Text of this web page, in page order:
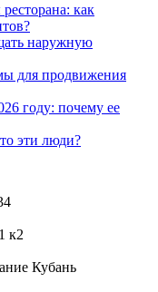
как
наружную
для продвижения
году: почему ее
эти люди?
к2
Кубань